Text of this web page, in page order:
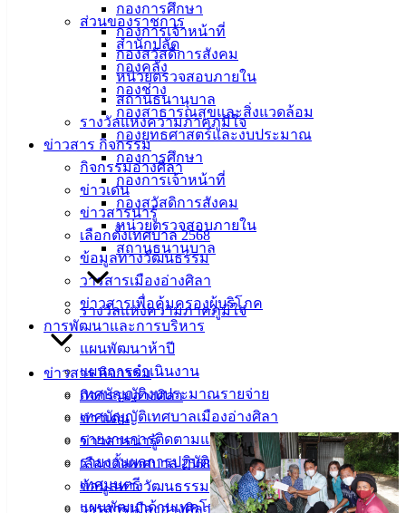
กองการศึกษา
กองการเจ้าหน้าที่
กองสวัสดิการสังคม
หน่วยตรวจสอบภายใน
สถานธนานุบาล
รางวัลแห่งความภาคภูมิใจ
ข่าวสาร กิจกรรม
กิจกรรมอ่างศิลา
ข่าวเด่น
ข่าวสารน่ารู้
เลือกตั้งเทศบาล 2568
ข้อมูลทางวัฒนธรรม
วารสารเมืองอ่างศิลา
ข่าวสารเพื่อคุ้มครองผู้บริโภค
การพัฒนาและการบริหาร
แผนพัฒนาห้าปี
แผนการดำเนินงาน
เทศบัญญัติงบประมาณรายจ่าย
เทศบัญญัติเทศบาลเมืองอ่างศิลา
รายงานการติดตามและประเมินผลฯ
รายงานผลการปฏิบัติงานตามนโยบายนายก
เทศมนตรี
แผนพัฒนาด้านเทคโนโลยีสารสนเทศ
ส่วนของราชการ
สำนักปลัด
กองคลัง
กองช่าง
กองสาธารณสุขและสิ่งแวดล้อม
กองยุทธศาสตร์และงบประมาณ
กองการศึกษา
กองการเจ้าหน้าที่
กองสวัสดิการสังคม
หน่วยตรวจสอบภายใน
สถานธนานุบาล
รางวัลแห่งความภาคภูมิใจ
ข่าวสาร กิจกรรม
กิจกรรมอ่างศิลา
ข่าวเด่น
ข่าวสารน่ารู้
เลือกตั้งเทศบาล 2568
ข้อมูลทางวัฒนธรรม
วารสารเมืองอ่างศิลา
สภาเทศบาลฯ และหัวหน้าส่วนราชการ ลงพื้นที่เยี่ยมเยียนผู้สูง
อายุในพื้นที่ตำบลเสม็ด ตำบลห้วยกะปิ และตำบลบ้านปึก รวม
จำนวน 3 ราย ที่ประสบความยากลำบากในการดำรงชีพ โดย
แบ่งปันน้ำใจมอบข้าวสารจากกองทุนสวัสดิการผู้ด้อยโอกาส ผู้
พิการ ผู้ป่วยติดเตียง และผู้ยากไร้ ในเขตเทศบาลเมืองอ่างศิลา
พร้อมทั้งร่วมกันบริจาคเงินสำหรับเป็นค่าใช้จ่ายที่จำเป็น เพื่อ
บรรเทาความเดือดร้อนในเบื้องต้น
กองทุนสวัสดิการผู้ด้อยโอกาส ผู้พิการ ผู้ป่วยติดเตียง และผู้
ยากไร้ ในเขตเทศบาลเมืองอ่างศิลา เป็นกองทุนที่ดำเนินการโดย
เทศบาลเมืองอ่างศิลา ประชาชนที่ต้องการร่วมแบ่งปันน้ำใจ
บริจาคเงินและสิ่งของสมทบเข้ากองทุนฯ ติดต่อได้ที่ฝ่าย
สวัสดิการสังคม สำนักปลัดเทศบาลฯ โทรศัพท์ 038 142 100 ถึง
104 ต่อ 103 หรือบัญชีธนาคารกรุงไทย ชื่อบัญชี กองทุน
สวัสดิการผู้ด้อยโอกาส ผู้พิการ ผู้ป่วยติดเตียงฯ เทศบาลเมืองอ่าง
ศิลา บัญชีเลขที่ 376-0-44684-1
เผยแพร่โดย : งานบริการและเผยแพร่วิชาการ กองยุทธศาสตร์
และงบประมาณ เทศบาลเมืองอ่างศิลา